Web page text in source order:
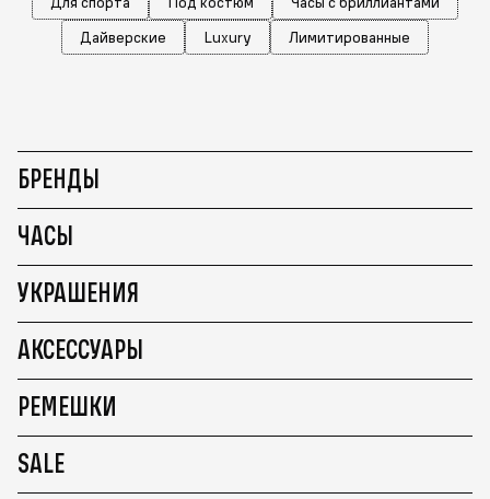
Дайверские
Luxury Лимитированные
БРЕНДЫ
ЧАСЫ
УКРАШЕНИЯ
АКСЕССУАРЫ
РЕМЕШКИ
SALE